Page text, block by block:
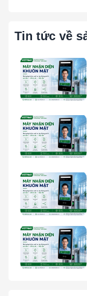
Nhà máy sản
Tòa nhà
thiện chất
Phòng sạch:
Từ khóa: AmAir
462x418x95mm,
462x418x95mm,
462x418x95mm
#Tấm lọc không
dùng trong nhà
####
Tin tức về